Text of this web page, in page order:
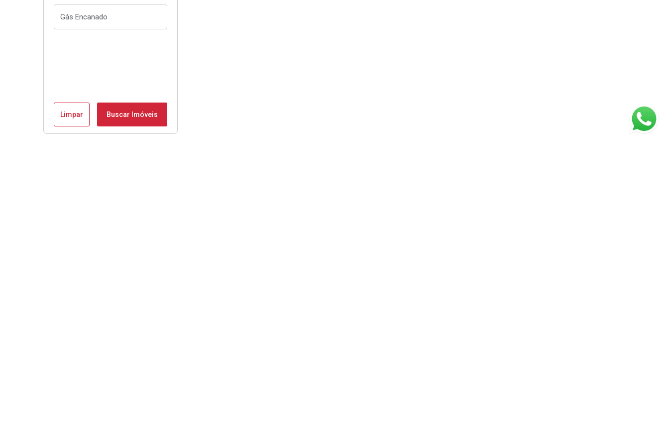
Limpar Buscar Imóveis